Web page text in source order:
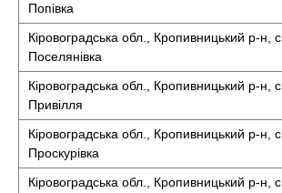
Попівка
Кіровоградська обл., Кропивницький р-н, с.
Поселянівка
Кіровоградська обл., Кропивницький р-н, с.
Привілля
Кіровоградська обл., Кропивницький р-н, с.
Проскурівка
Кіровоградська обл., Кропивницький р-н, с.